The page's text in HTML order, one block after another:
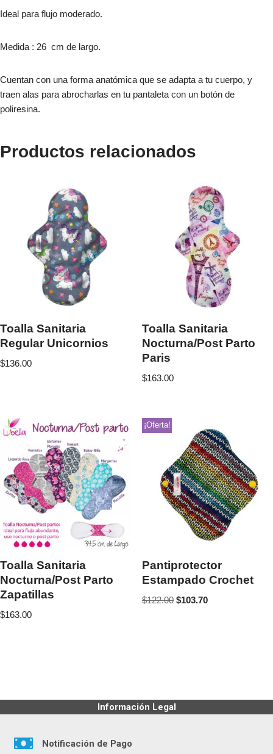
Ideal para flujo moderado.
Medida : 26 cm de largo.
Cuentan con una forma anatómica que se adapta a tu cuerpo, y
traen alas para abrocharlas en tu pantaleta con un botón de
poliresina.
Productos relacionados
Toalla Sanitaria
Regular Unicornios
$136.00
Toalla Sanitaria
Nocturna/Post Parto
Paris
$163.00
Toalla Sanitaria
Nocturna/Post Parto
Zapatillas
$163.00
¡Oferta!
Pantiprotector
Estampado Crochet
$122.00 $103.70
Información Legal
Notificación de Pago